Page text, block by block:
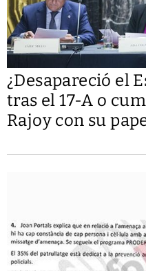
¿Desapareció el
tras el 17-A o
Rajoy con su